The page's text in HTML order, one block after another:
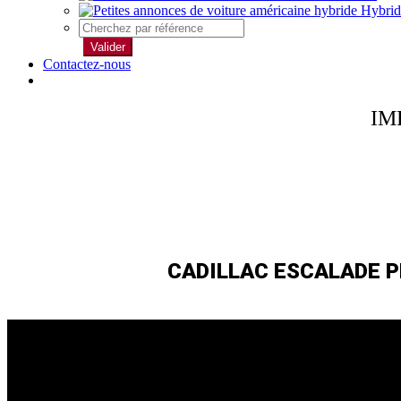
Valider
Contactez-nous
CADILLAC ESCALADE